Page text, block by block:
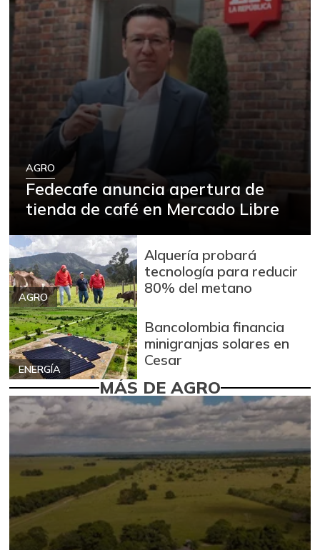
AGRO
Fedecafe anuncia apertura de
tienda de café en Mercado Libre
AGRO
Alquería probará
tecnología para reducir
80% del metano
ENERGÍA
Bancolombia financia
minigranjas solares en
Cesar
MÁS DE AGRO